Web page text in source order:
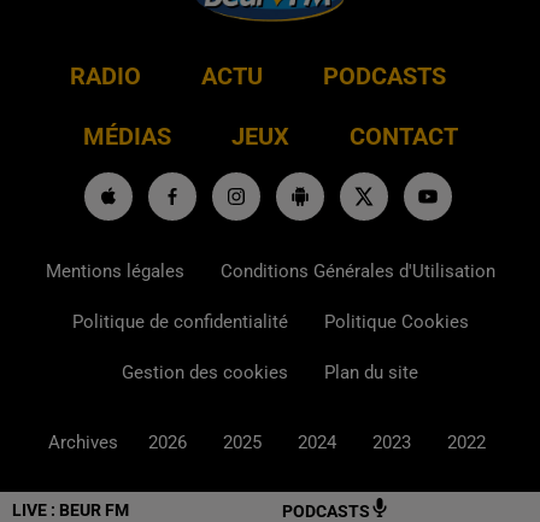
LIVE : BEUR FM PODCASTS
RADIO ACTU PODCASTS
MÉDIAS JEUX CONTACT
Mentions légales Conditions Générales d'Utilisation
Politique de confidentialité Politique Cookies
Gestion des cookies Plan du site
Archives 2026 2025 2024 2023 2022